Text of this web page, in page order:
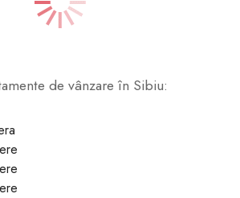
de vânzare în Sibiu: